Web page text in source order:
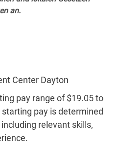
an.
Center Dayton
pay range of $19.05 to
pay is determined
relevant skills,